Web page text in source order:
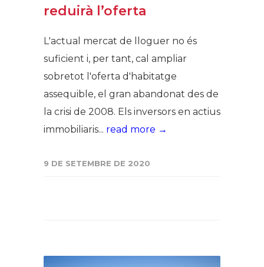
reduirà l’oferta
L'actual mercat de lloguer no és
suficient i, per tant, cal ampliar
sobretot l'oferta d'habitatge
assequible, el gran abandonat des de
la crisi de 2008. Els inversors en actius
immobiliaris... read more →
9 DE SETEMBRE DE 2020